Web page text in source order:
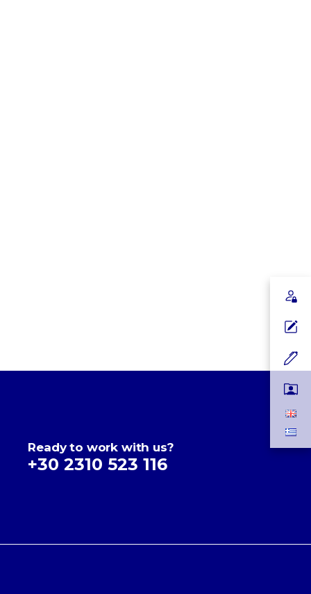
Ready to work with us?
+30 2310 523 116